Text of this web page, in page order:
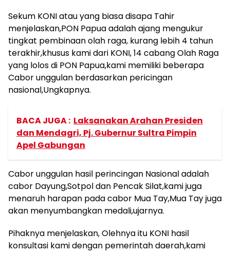
Sekum KONI atau yang biasa disapa Tahir
menjelaskan,PON Papua adalah ajang mengukur
tingkat pembinaan olah raga, kurang lebih 4 tahun
terakhir,khusus kami dari KONI, 14 cabang Olah Raga
yang lolos di PON Papua,kami memiliki beberapa
Cabor unggulan berdasarkan pericingan
nasional,Ungkapnya.
BACA JUGA : Laksanakan Arahan Presiden
dan Mendagri, Pj. Gubernur Sultra Pimpin
Apel Gabungan
Cabor unggulan hasil perincingan Nasional adalah
cabor Dayung,Sotpol dan Pencak Silat,kami juga
menaruh harapan pada cabor Mua Tay,Mua Tay juga
akan menyumbangkan medali,ujarnya.
Pihaknya menjelaskan, Olehnya itu KONI hasil
konsultasi kami dengan pemerintah daerah,kami